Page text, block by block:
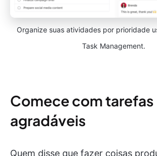
Organize suas atividades por prioridade
Task Management.
Comece com tarefas
agradáveis
Quem disse que fazer coisas